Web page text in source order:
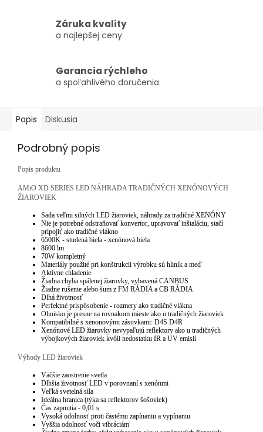
Záruka kvality
a najlepšej ceny
Garancia rýchleho
a spoľahlivého doručenia
Popis Diskusia
Podrobný popis
Popis produktu
AMiO XD SERIES LED NÁHRADA TRADIČNÝCH XENÓNOVÝCH
ŽIAROVIEK
Sada veľmi silných LED žiaroviek, náhrady za tradičné XENÓNY
Nie je potrebné odstraňovať konvertor, upravovať inštaláciu, stačí
pripojiť ako tradičné vlákno
6500K - studená biela - xenónová biela
8600 lm
70W kompletný
Materiály použité pri konštrukcii výrobku sú hliník a meď
Aktívne chladenie
Žiadna chyba spálenej žiarovky, vybavená CANBUS
Žiadne rušenie alebo šum z FM RÁDIA a CB RÁDIA
Dlhá životnosť
Perfektné prispôsobenie - rozmery ako tradičné vlákna
Ohnisko je presne na rovnakom mieste ako u tradičných žiaroviek
Kompatibilné s xenonovými zásuvkami: D4S D4R
Xenónové LED žiarovky nevypaľujú reflektory ako u tradičných
výbojkových žiaroviek kvôli nedostatku IR a UV emisií
Výhody LED žiaroviek
Väčšie zaostrenie svetla
Dlhšia životnosť LED v porovnaní s xenónmi
Veľká svetelná sila
Ideálna hranica (týka sa reflektorov šošoviek)
Čas zapnutia - 0,01 s
Vysoká odolnosť proti častému zapínaniu a vypínaniu
Vyššia odolnosť voči vibráciám